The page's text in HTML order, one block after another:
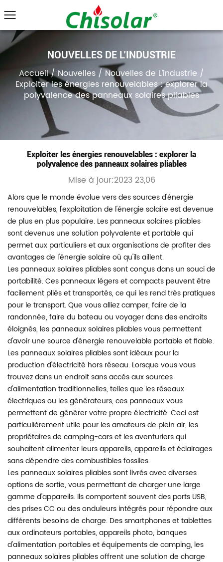
NOUVELLES DE L’INDUSTRIE
Accueil/Nouvelles /Nouvelles de L’industrie /
Exploiter les énergies renouvelables : explorer la
polyvalence des panneaux solaires pliables
Exploiter les énergies renouvelables : explorer la
polyvalence des panneaux solaires pliables
Mise à jour:2023 23,06
Alors que le monde évolue vers des sources d'énergie
renouvelables, l'exploitation de l'énergie solaire est devenue
de plus en plus populaire. Les panneaux solaires pliables
sont devenus une solution polyvalente et portable qui
permet aux particuliers et aux organisations de profiter des
avantages de l'énergie solaire où qu'ils aillent.
Les panneaux solaires pliables sont conçus dans un souci de
portabilité. Ces panneaux légers et compacts peuvent être
facilement pliés et transportés, ce qui les rend très pratiques
pour le transport. Que vous alliez camper, faire de la
randonnée, faire du bateau ou voyager dans des endroits
éloignés, les panneaux solaires pliables vous permettent
d'avoir une source d'énergie renouvelable portable et fiable.
Les panneaux solaires pliables sont idéaux pour la
production d'électricité hors réseau. Lorsque vous vous
trouvez dans un endroit sans accès aux sources
d'alimentation traditionnelles, telles que les réseaux
électriques ou les générateurs, ces panneaux vous
permettent de générer votre propre électricité. Ceci est
particulièrement utile pour les amateurs de plein air, les
propriétaires de camping-cars et les aventuriers qui
souhaitent alimenter leurs appareils, appareils et éclairages
sans dépendre des combustibles fossiles.
Les panneaux solaires pliables sont livrés avec diverses
options de sortie, vous permettant de charger une large
gamme d'appareils. Ils comportent souvent des ports USB,
des prises CC ou des onduleurs intégrés pour répondre aux
différents besoins de charge. Des smartphones et tablettes
aux ordinateurs portables, appareils photo, banques
d'alimentation portables et équipements de camping, les
panneaux solaires pliables offrent une solution de charge